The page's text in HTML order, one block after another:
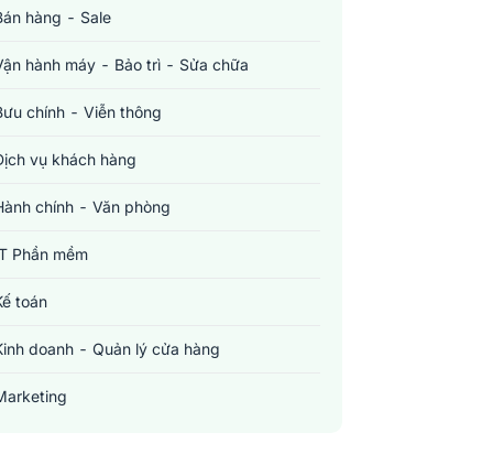
hàng - Sale
hành máy - Bảo trì - Sửa chữa
chính - Viễn thông
vụ khách hàng
chính - Văn phòng
Phần mềm
toán
doanh - Quản lý cửa hàng